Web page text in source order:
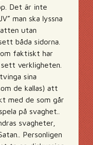
Det är inte
man ska lyssna
utan
båda sidorna.
faktiskt har
verkligheten.
sina
de kallas) att
med de som går
på svaghet..
svagheter,
Personligen